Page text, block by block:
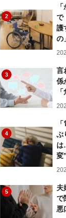
2
で
護
の
3
言
係
4
ぶ
は
変”
5
夫
で
悪